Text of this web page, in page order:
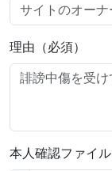
理由（必須）
本人確認ファイル